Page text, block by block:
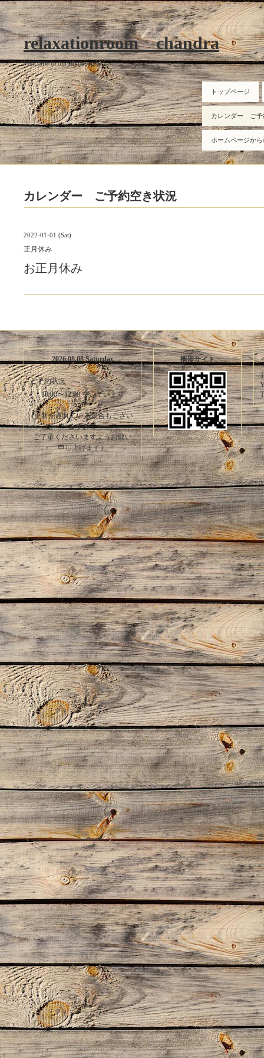
relaxationroom chandra
Welcome to our homepage
トップページ
カレンダー ご予
ホームページか
カレンダー ご予約空き状況
2022-01-01 (Sat)
正月休み
お正月休み
2026.08.08 Saturday
ご予約状況
10:00〜12:00 空いています
(更新が遅れている場合もござい
ますので
ご了承くださいますようお願い
申し上げます）
携帯サイト